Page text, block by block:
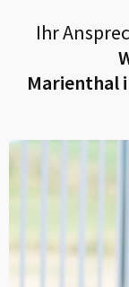
Ihr
Marienthal